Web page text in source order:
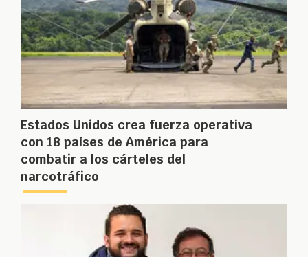
Estados Unidos crea fuerza operativa
con 18 países de América para
combatir a los cárteles del
narcotráfico